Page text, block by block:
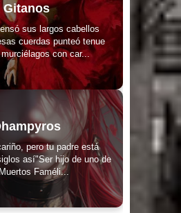
Gitanos
sus largos cabellos
cuerdas punteó tenue
con car...
pero tu padre está
así"Ser hijo de uno de
Faméli...